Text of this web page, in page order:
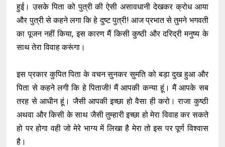
हुई। उसके पिता को पुत्री की ऐसी असावधानी देखकर क्रोध आया
और पुत्री से कहने लगा कि हे दुष्ट पुत्री! आज प्रभात से तुमने भगवती
का पूजन नहीं किया, इस कारण मैं किसी कुष्ठी और दरिद्री मनुष्य के
साथ तेरा विवाह करूंगा।
इस प्रकार कुपित पिता के वचन सुनकर सुमति को बड़ा दुख हुआ और
पिता से कहने लगी कि हे पिताजी! मैं आपकी कन्या हूं। मैं आपके सब
तरह से आधीन हूं। जैसी आपकी इच्छा हो वैसा ही करो। राजा कुष्ठी
अथवा और किसी के साथ जैसी तुम्हारी इच्छा हो मेरा विवाह कर सकते
हो पर होगा वही जो मेरे भाग्य में लिखा है मेरा तो इस पर पूर्ण विश्वास
है।